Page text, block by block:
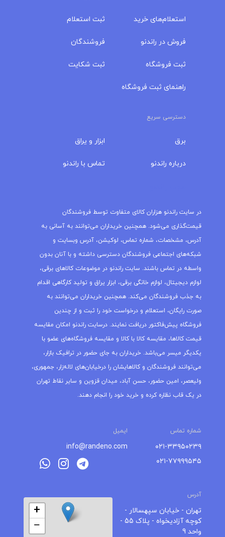
استعلام‌های خرید
فروش در راندنو
ثبت فروشگاه
راهنمای ثبت فروشگاه
ثبت استعلام
فروشندگان
ثبت شکایت
دسترسی سریع
برق
درباره‌ راندنو
ابزار و یراق
تماس با راندنو
در سایت راندنو هزاران کالای متفاوت توسط فروشندگان
قیمت‌گذاری می‌شود. همچنین خریداران می‌توانند به آسانی به
آدرس، مشخصات، شماره تماس، لوکیشن، آدرس وبسایت و
شبکه‌های اجتماعی فروشندگان دسترسی داشته و با آنان بدون
واسطه در تماس باشند. سایت راندنو در موضوعات کالاهای برقی،
لوازم دیجیتال، لوازم خانگی برقی، ابزار یراق و تولید کارگاهی اقدام
به جذب فروشندگان می‌کند. همچنین خریداران می‌توانند به
صورت رایگان، استعلام و درخواست خود را ثبت و از چندین
فروشگاه پیش‌فاکتور دریافت نمایند. درسایت راندنو امکان مقایسه
قیمت کالاها، مقایسه کالا با کالا و مقایسه فروشگاه‌های عضو با
یکدیگر میسر می‌باشد. خریداران به جای حضور در ترافیک بازار،
می‌توانند فروشندگان و کالاهایشان را درخیابان‌های لاله‌زار، جمهوری،
ولیعصر، امین حضور، حسن آباد، میدان قزوین و سایر نقاط تهران
در یک قاب نظاره کرده و خرید خود را انجام دهند.
شماره تماس ایمیل
۰۲۱-۳۳۹۵۰۲۳۹
۰۲۱-۷۷۹۹۹۵۴۵
info@randeno.com
آدرس
تهران - خیابان سپهسالار -
کوچه آزادیخواه - پلاک 55 -
واحد 9
+
−